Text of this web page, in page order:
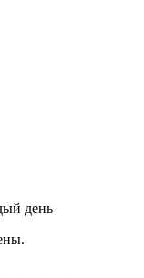
день